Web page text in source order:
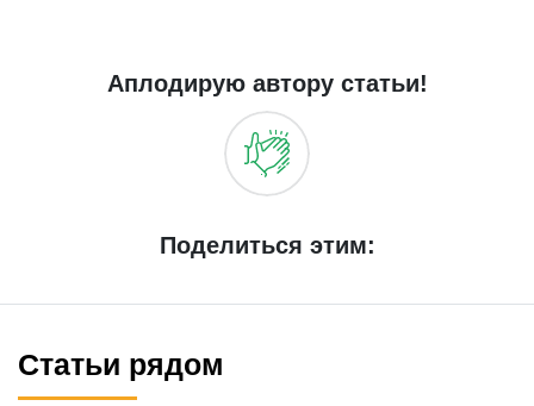
Аплодирую автору статьи!
Поделиться этим:
Статьи рядом